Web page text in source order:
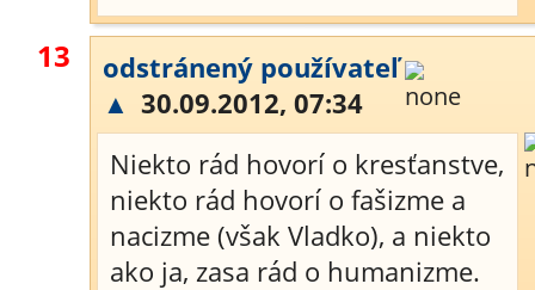
13
odstránený používateľ
▲ 30.09.2012, 07:34
Niekto rád hovorí o kresťanstve,
niekto rád hovorí o fašizme a
nacizme (však Vladko), a niekto
ako ja, zasa rád o humanizme.